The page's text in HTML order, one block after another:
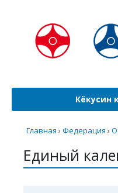
Кёкусин
Главная › Федерация ›
Единый